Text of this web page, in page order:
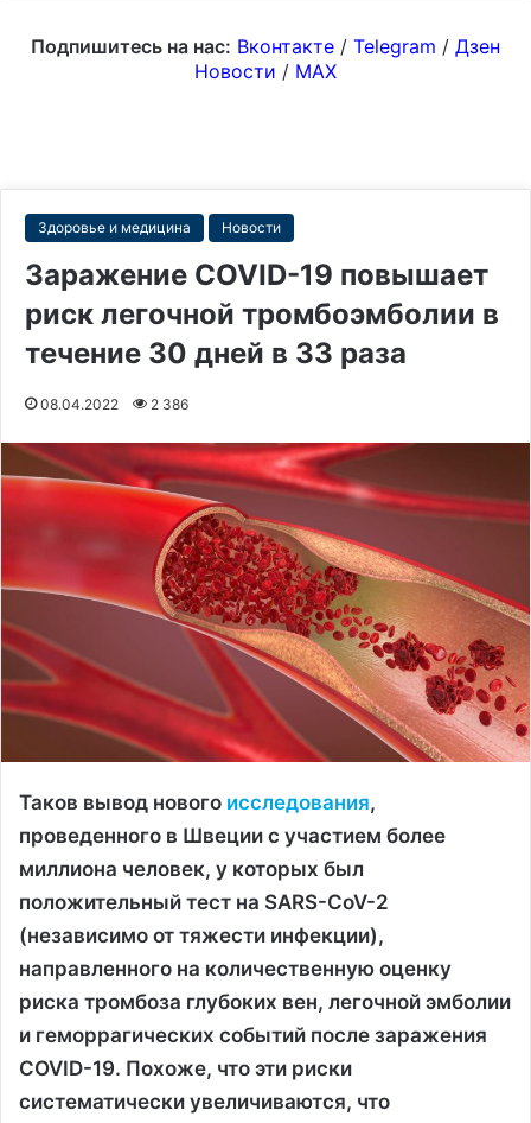
Подпишитесь на нас: Вконтакте / Telegram / Дзен
Новости / MAX